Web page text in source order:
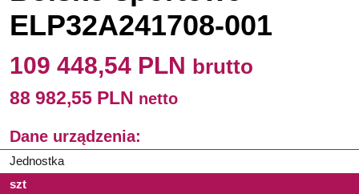
ELP32A241708-001
109 448,54 PLN brutto
88 982,55 PLN netto
Dane urządzenia:
Jednostka
szt